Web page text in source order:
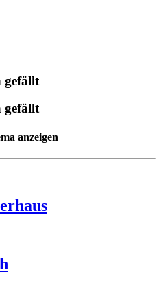
gefällt
gefällt
anzeigen